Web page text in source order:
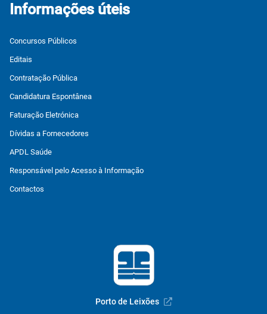
Informações úteis
Concursos Públicos
Editais
Contratação Pública
Candidatura Espontânea
Faturação Eletrónica
Dívidas a Fornecedores
APDL Saúde
Responsável pelo Acesso à Informação
Contactos
Porto de Leixões